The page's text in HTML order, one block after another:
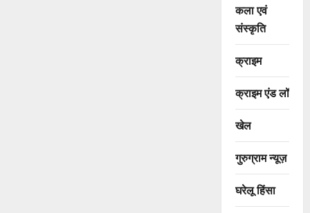
कला एवं
संस्कृति
क्राइम
क्राइम एंड लॉ
खेल
गुरुग्राम न्यूज़
घरेलू हिंसा